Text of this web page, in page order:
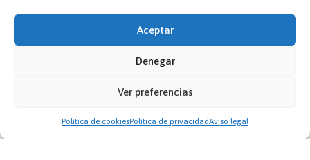
Aceptar
Denegar
Ver preferencias
Política de cookiesPolítica de privacidadAviso legal
© UTCvitoria
Política de privacidad
Política de cookies